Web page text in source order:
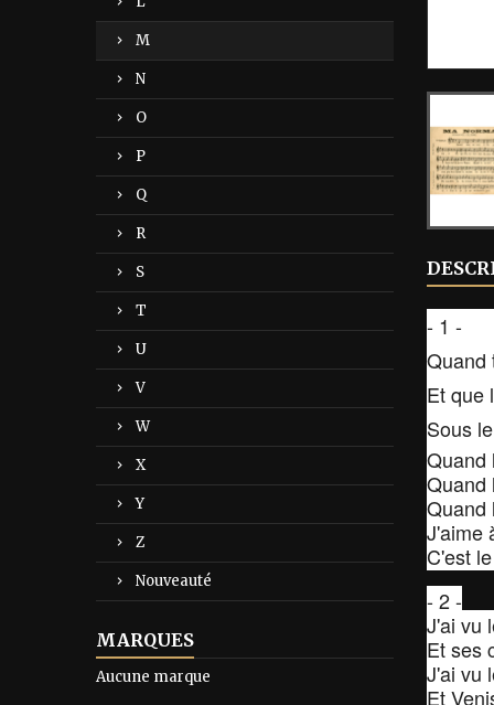
M
N
O
P
Q
R
S
T
U
V
W
X
Y
Z
Nouveauté
MARQUES
Aucune marque
- 1 -
Quand
Et que
Sous
Quand
Quand
Quand
J'aime
C'est
- 2 -
J'ai vu
Et ses
J'ai vu
Et